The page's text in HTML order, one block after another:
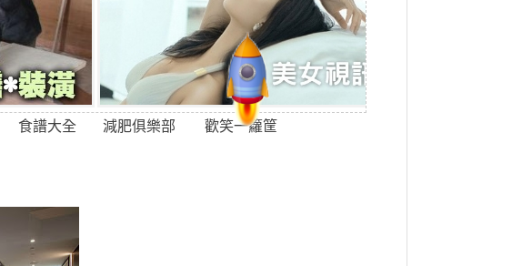
食譜大全 減肥俱樂部 歡笑一籮筐